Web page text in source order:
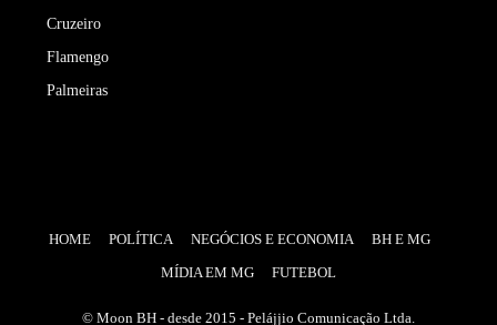
Cruzeiro
Flamengo
Palmeiras
HOME POLÍTICA NEGÓCIOS E ECONOMIA
BH E MG
MÍDIA EM MG
FUTEBOL
© Moon BH - desde 2015 - Pelájjio Comunicação Ltda.